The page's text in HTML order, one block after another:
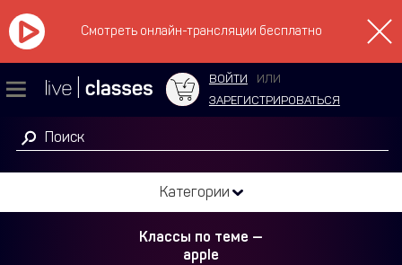
Смотреть онлайн-трансляции бесплатно
ВОЙТИ
ИЛИ
ЗАРЕГИСТРИРОВАТЬСЯ
Категории
Классы по теме —
apple